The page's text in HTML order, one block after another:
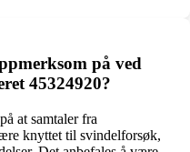
på ved
45324920?
at samtaler fra
knyttet til svindelforsøk,